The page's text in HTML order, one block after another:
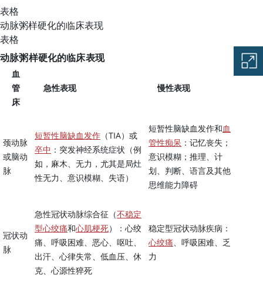
表格
动脉粥样硬化的临床表现
表格
动脉粥样硬化的临床表现
血
管
床
急性表现 慢性表现
颈动脉
或脑动
脉
短暂性脑缺血发作 （TIA）或
卒中 ：突发神经系统症状（例
如，麻木、无力，尤其是局灶
性无力、意识模糊、失语）
短暂性脑缺血发作和血
管性痴呆 ：记忆丧失；
意识模糊；推理、计
划、判断、语言及其他
思维能力障碍
冠状动
脉
急性冠状动脉综合征（不稳定
型心绞痛和心肌梗死）：心绞
痛、呼吸困难、恶心、呕吐、
出汗、心律失常、低血压、休
克、心源性猝死
稳定型冠状动脉疾病：
心绞痛 、呼吸困难、乏
力